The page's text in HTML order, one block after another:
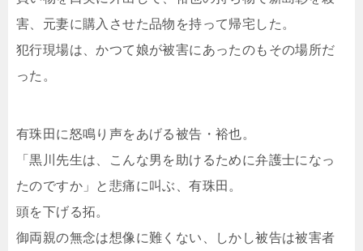
害、元妻に購入させた品物を持って帰宅した。
犯行現場は、かつて娘が被害にあったのもその場所だ
った。
有珠田に怒鳴り声をあげる被告・裕也。
「黒川先生は、こんな男を助けるために弁護士になっ
たのですか」と悲痛に叫ぶ、有珠田。
頭を下げる拓。
御両親の無念は想像に難くない、しかし被告は被害者